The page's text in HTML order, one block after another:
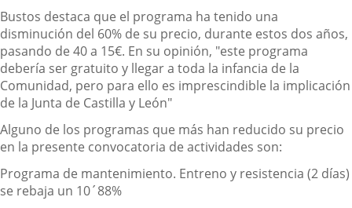
Bustos destaca que el programa ha tenido una
disminución del 60% de su precio, durante estos dos años,
pasando de 40 a 15€. En su opinión, "este programa
debería ser gratuito y llegar a toda la infancia de la
Comunidad, pero para ello es imprescindible la implicación
de la Junta de Castilla y León"
Alguno de los programas que más han reducido su precio
en la presente convocatoria de actividades son:
Programa de mantenimiento. Entreno y resistencia (2 días)
se rebaja un 10´88%